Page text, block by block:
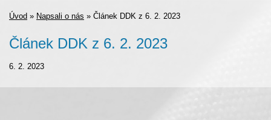
Úvod » Napsali o nás » Článek DDK z 6. 2. 2023
Článek DDK z 6. 2. 2023
6. 2. 2023